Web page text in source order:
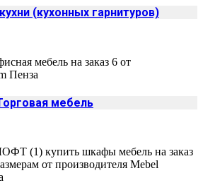
(кухонных гарнитуров)
мебель